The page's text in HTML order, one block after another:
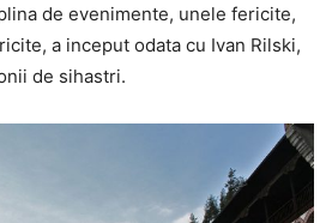
de evenimente, unele fericite,
a inceput odata cu Ivan Rilski,
de sihastri.